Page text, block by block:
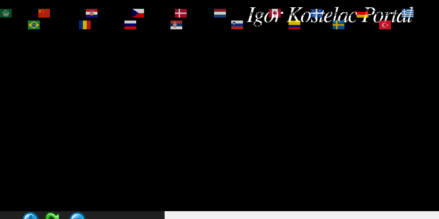
Igor Kostelac Portal
Nederlands English Français Deutsch
Slovenščina Español Svenska Türkçe